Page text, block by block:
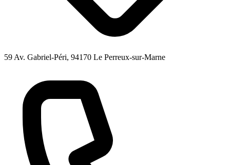
59 Av. Gabriel-Péri, 94170 Le Perreux-sur-Marne